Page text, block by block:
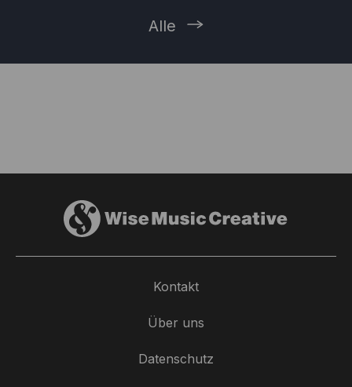
Alle
Kontakt
Über uns
Datenschutz